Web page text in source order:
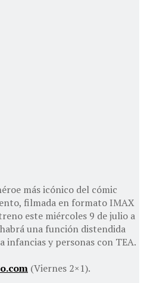
más icónico del cómic
filmada en formato IMAX
este miércoles 9 de julio a
una función distendida
infancias y personas con TEA.
(Viernes 2×1).